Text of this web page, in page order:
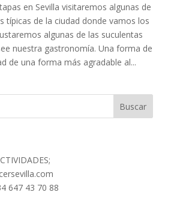
en Sevilla visitaremos algunas de
típicas de la ciudad donde vamos los
algunas de las suculentas
nuestra gastronomía. Una forma de
de una forma más agradable al...
647 43 70 88